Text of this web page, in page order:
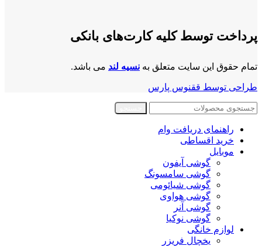
پرداخت توسط کلیه کارت‌های بانکی
تمام حقوق این سایت متعلق به نسیه لند می باشد.
طراحی توسط ققنوس پارس
راهنمای دریافت وام
خرید اقساطی
موبایل
گوشی آیفون
گوشی سامسونگ
گوشی شیائومی
گوشی هواوی
گوشی آنر
گوشی نوکیا
لوازم خانگی
یخچال فریزر